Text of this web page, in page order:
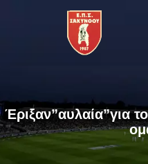
Έριξαν”αυλαία”για